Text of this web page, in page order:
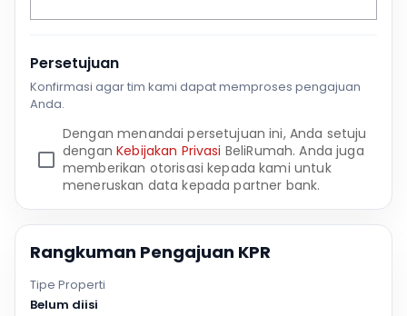
Persetujuan
Konfirmasi agar tim kami dapat memproses pengajuan
Anda.
Dengan menandai persetujuan ini, Anda setuju
denganKebijakan Privasi BeliRumah. Anda juga
memberikan otorisasi kepada kami untuk
meneruskan data kepada partner bank.
Rangkuman Pengajuan KPR
Tipe Properti
Belum diisi